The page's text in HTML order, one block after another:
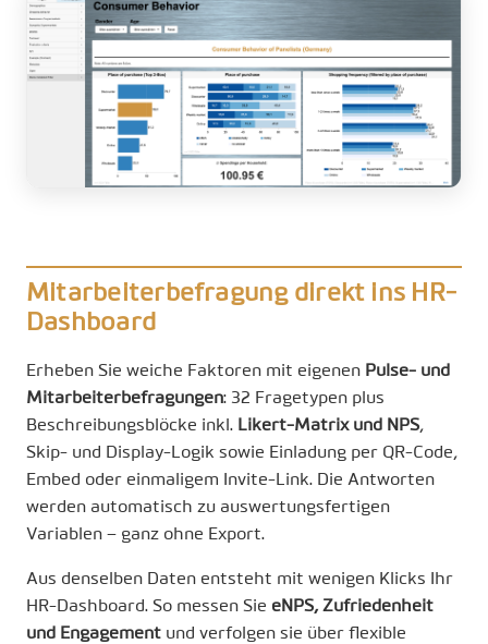
Mitarbeiterbefragung direkt ins HR-
Dashboard
Erheben Sie weiche Faktoren mit eigenen Pulse- und
Mitarbeiterbefragungen: 32 Fragetypen plus
Beschreibungsblöcke inkl. Likert-Matrix und NPS,
Skip- und Display-Logik sowie Einladung per QR-Code,
Embed oder einmaligem Invite-Link. Die Antworten
werden automatisch zu auswertungsfertigen
Variablen – ganz ohne Export.
Aus denselben Daten entsteht mit wenigen Klicks Ihr
HR-Dashboard. So messen Sie eNPS, Zufriedenheit
und Engagement und verfolgen sie über flexible